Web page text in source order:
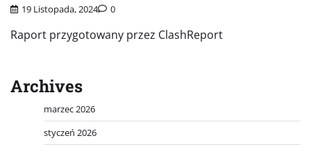
19 Listopada, 2024 0
Raport przygotowany przez ClashReport
Archives
marzec 2026
styczeń 2026